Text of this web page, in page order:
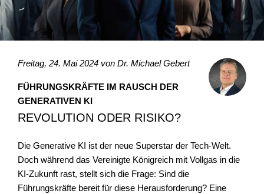
Freitag, 24. Mai 2024 von Dr. Michael Gebert
FÜHRUNGSKRÄFTE IM RAUSCH DER
GENERATIVEN KI
REVOLUTION ODER RISIKO?
Die Generative KI ist der neue Superstar der Tech-Welt.
Doch während das Vereinigte Königreich mit Vollgas in die
KI-Zukunft rast, stellt sich die Frage: Sind die
Führungskräfte bereit für diese Herausforderung? Eine